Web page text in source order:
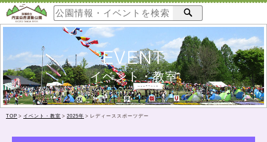
EVENT
イベント・教室
TOP > イベント・教室 > 2025年 > レディーススポーツデー